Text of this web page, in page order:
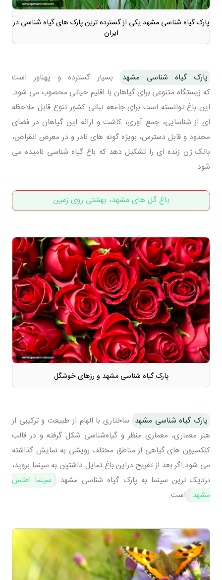
پارک گیاه شناسی مشهد یکی از گسترده ترین پارک های گیاه شناسی در
ایران
پارک گیاه شناسی مشهد
بسیار گسترده و پهناور است
که زیستگاه‌ متنوعی برای گیاهان با اقلیم حیاتی محصوب می شود.
این باغ توانسته است برای جامعه نباتی کشور تنوع قابل ملاحظه
ای از شناسایی، جمع آوری، کاشت و ارائه این گیاهان در فضای
محدود و قابل دسترس، بویژه گونه های نادر و در معرض انقراض،
بانک ژن زنده ای را تشکیل دهد که باغ گیاه‌ شناسی نامیده می
شود.
باغ گل های مشهد، بهشتی روی زمین
پارک گیاه شناسی مشهد و رزهای خوشگل
پارک گیاه شناسی مشهد ساختاری با الهام از طبیعت و ترکیبی از
هنر معماری، معماری منظر و گیاه‌شناسی شکل گرفته و در قالب
کلکسیون های گیاهی از مناطق مختلف رویشی به نمایش گذاشته
می شود.اگر بعد از تفریح دراین باغ تمایل داشتین به سینما بروید،
نزدیک ترین سینما به پارک گیاه شناسی مشهد
سینما اطلس
مشهد
است.